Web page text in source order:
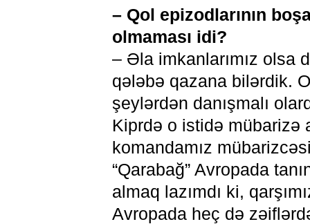
– Qol epizodlarının
olmaması idi?
– Əla imkanlarımız olsa
qələbə qazana bilərdik.
şeylərdən danışmalı
Kiprdə o istidə mübarizə
komandamız
“Qarabağ” Avropada
almaq lazımdı ki,
Avropada heç də